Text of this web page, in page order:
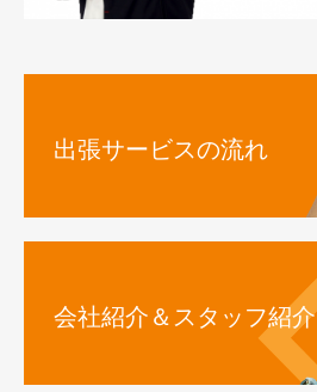
出張サービスの流れ
会社紹介＆スタッフ紹介